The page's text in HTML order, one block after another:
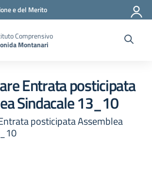
e del Merito
Comprensivo
Montanari
Entrata posticipata
Sindacale 13_10
posticipata Assemblea